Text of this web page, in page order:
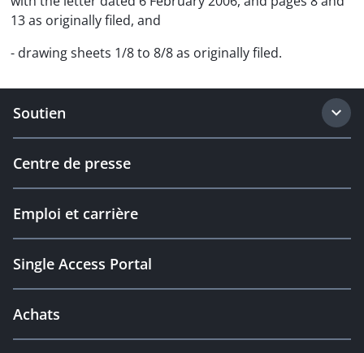
13 as originally filed, and
- drawing sheets 1/8 to 8/8 as originally filed.
Soutien
Centre de presse
Emploi et carrière
Single Access Portal
Achats